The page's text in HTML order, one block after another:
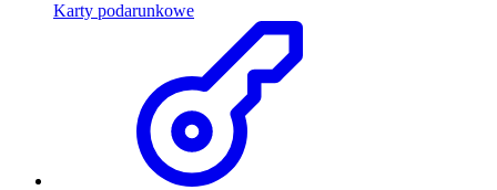
Karty podarunkowe